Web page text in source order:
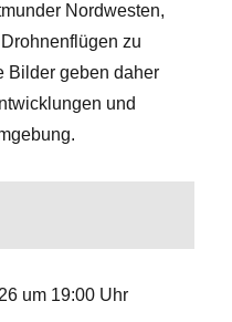
Nordwesten,
zu
Bilder geben daher
und
um 19:00 Uhr